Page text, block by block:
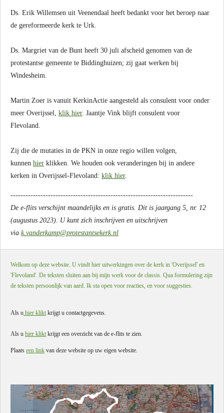
Ds. Erik Willemsen uit Veenendaal heeft bedankt voor het beroep naar
de gereformeerde kerk te Urk.
Ds. Margriet van de Bunt heeft 30 juli afscheid genomen van de
protestantse gemeente te Biddinghuizen; zij gaat werken bij
Windesheim.
Martin Zoer is vanuit KerkinActie aangesteld als consulent voor onder
meer Overijssel, klik hier. Jaantje Vink blijft consulent voor
Flevoland.
Zij die de mutaties in de PKN in onze regio willen volgen,
kunnen hier klikken. We houden ook veranderingen bij in andere
kerken in Overijssel-Flevoland: klik hier.
-------------------------------------------------------------------------
De e-flits verschijnt maandelijks en is gratis. Dit is jaargang 5, nr. 12
(augustus 2023). U kunt zich inschrijven en uitschrijven
via k.vanderkamp@protestantsekerk.nl
Welkom op deze website. U vindt hier uitwerkingen over de kerk in 'Overijssel' en
'Flevoland'. De teksten sluiten aan bij mijn werk voor de classis. Qua formulering zijn
de teksten persoonlijk van aard. Ik sta open voor reacties, en voor suggesties.
Als u hier klikt krijgt u contactgegevens.
Als u hier klikt krijgt een overzicht van de e-flits te zien.
Plaats een link van deze website op uw eigen website.